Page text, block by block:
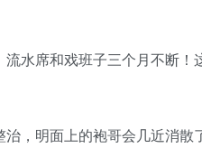
水席和戏班子三个月不断
，明面上的袍哥会几近消散